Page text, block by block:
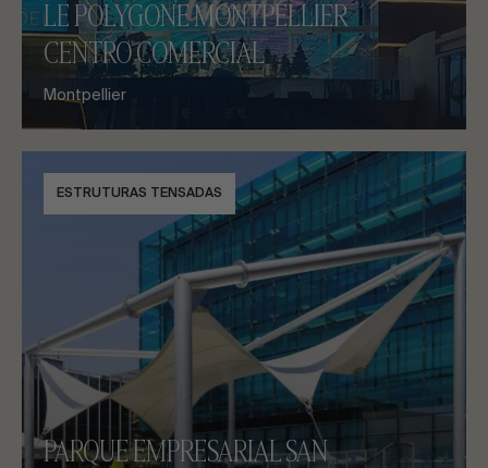
LE POLYGONE MONTPELLIER
CENTRO COMERCIAL
Montpellier
ESTRUTURAS TENSADAS
PARQUE EMPRESARIAL SAN